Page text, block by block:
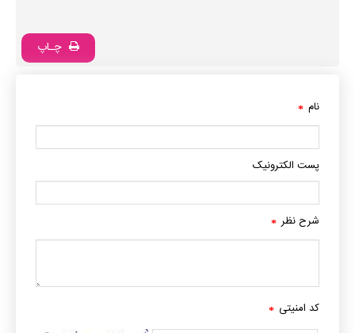
چـاپ
نام *
پست الکترونیک
شرح نظر *
کد امنیتی *